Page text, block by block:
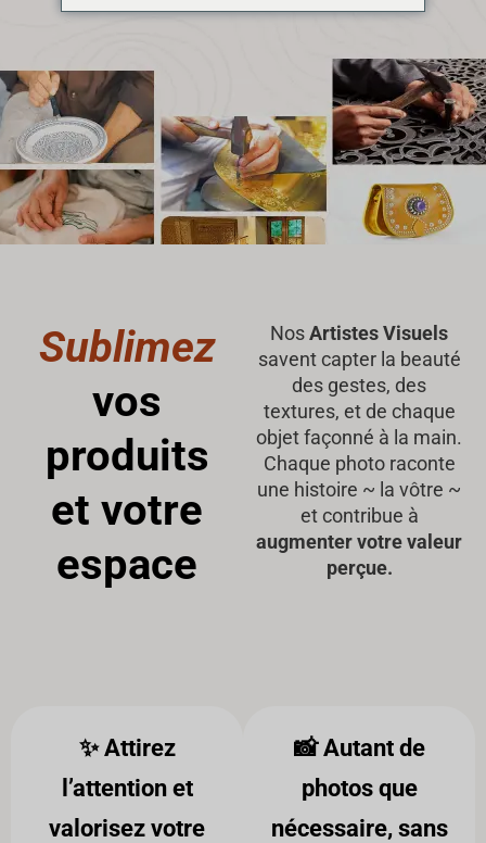
Sublimez
vos
produits
et votre
espace
NosArtistes Visuels
savent capter la beauté
des gestes, des
textures, et de chaque
objet façonné à la main.
Chaque photo raconte
une histoire ~ la vôtre ~
et contribue à
augmenter votre valeur
perçue.
✨ Attirez
l’attention et
valorisez votre
📸 Autant de
photos que
nécessaire, sans